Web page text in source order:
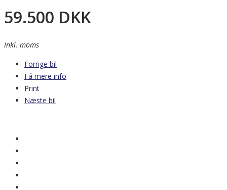
59.500 DKK
Inkl. moms
Forrige bil
Få mere info
Print
Næste bil